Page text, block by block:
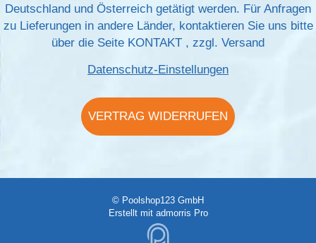
Deutschland und Österreich getätigt werden. Für Anfragen
zu Lieferungen in andere Länder, kontaktieren Sie uns bitte
über die Seite KONTAKT , zzgl. Versand
Datenschutz-Einstellungen
VERTRAG WIDERRUFEN
© Poolshop123 GmbH
Erstellt mit admorris Pro